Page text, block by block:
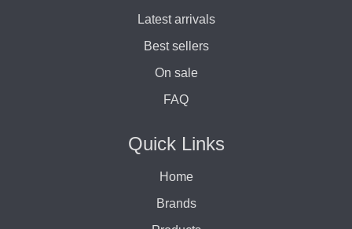
Latest arrivals
Best sellers
On sale
FAQ
Quick Links
Home
Brands